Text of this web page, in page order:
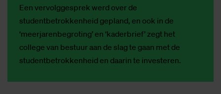
Een vervolggesprek werd over de
studentbetrokkenheid gepland, en ook in de
‘meerjarenbegroting’ en ‘kaderbrief’ zegt het
college van bestuur aan de slag te gaan met de
studentbetrokkenheid en daarin te investeren.